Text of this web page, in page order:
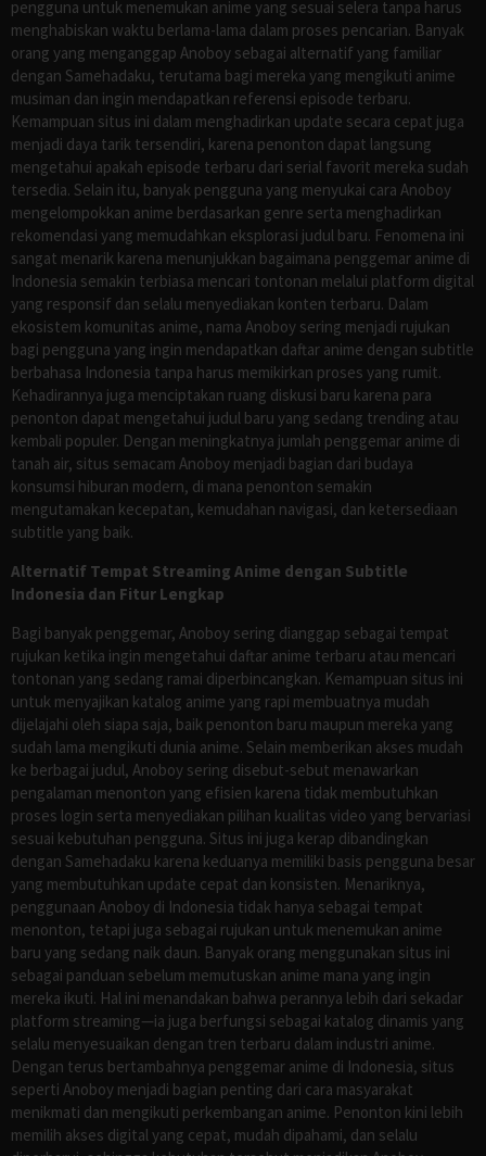
pengguna untuk menemukan anime yang sesuai selera tanpa harus
menghabiskan waktu berlama-lama dalam proses pencarian. Banyak
orang yang menganggap Anoboy sebagai alternatif yang familiar
dengan Samehadaku, terutama bagi mereka yang mengikuti anime
musiman dan ingin mendapatkan referensi episode terbaru.
Kemampuan situs ini dalam menghadirkan update secara cepat juga
menjadi daya tarik tersendiri, karena penonton dapat langsung
mengetahui apakah episode terbaru dari serial favorit mereka sudah
tersedia. Selain itu, banyak pengguna yang menyukai cara Anoboy
mengelompokkan anime berdasarkan genre serta menghadirkan
rekomendasi yang memudahkan eksplorasi judul baru. Fenomena ini
sangat menarik karena menunjukkan bagaimana penggemar anime di
Indonesia semakin terbiasa mencari tontonan melalui platform digital
yang responsif dan selalu menyediakan konten terbaru. Dalam
ekosistem komunitas anime, nama Anoboy sering menjadi rujukan
bagi pengguna yang ingin mendapatkan daftar anime dengan subtitle
berbahasa Indonesia tanpa harus memikirkan proses yang rumit.
Kehadirannya juga menciptakan ruang diskusi baru karena para
penonton dapat mengetahui judul baru yang sedang trending atau
kembali populer. Dengan meningkatnya jumlah penggemar anime di
tanah air, situs semacam Anoboy menjadi bagian dari budaya
konsumsi hiburan modern, di mana penonton semakin
mengutamakan kecepatan, kemudahan navigasi, dan ketersediaan
subtitle yang baik.
Alternatif Tempat Streaming Anime dengan Subtitle
Indonesia dan Fitur Lengkap
Bagi banyak penggemar, Anoboy sering dianggap sebagai tempat
rujukan ketika ingin mengetahui daftar anime terbaru atau mencari
tontonan yang sedang ramai diperbincangkan. Kemampuan situs ini
untuk menyajikan katalog anime yang rapi membuatnya mudah
dijelajahi oleh siapa saja, baik penonton baru maupun mereka yang
sudah lama mengikuti dunia anime. Selain memberikan akses mudah
ke berbagai judul, Anoboy sering disebut-sebut menawarkan
pengalaman menonton yang efisien karena tidak membutuhkan
proses login serta menyediakan pilihan kualitas video yang bervariasi
sesuai kebutuhan pengguna. Situs ini juga kerap dibandingkan
dengan Samehadaku karena keduanya memiliki basis pengguna besar
yang membutuhkan update cepat dan konsisten. Menariknya,
penggunaan Anoboy di Indonesia tidak hanya sebagai tempat
menonton, tetapi juga sebagai rujukan untuk menemukan anime
baru yang sedang naik daun. Banyak orang menggunakan situs ini
sebagai panduan sebelum memutuskan anime mana yang ingin
mereka ikuti. Hal ini menandakan bahwa perannya lebih dari sekadar
platform streaming—ia juga berfungsi sebagai katalog dinamis yang
selalu menyesuaikan dengan tren terbaru dalam industri anime.
Dengan terus bertambahnya penggemar anime di Indonesia, situs
seperti Anoboy menjadi bagian penting dari cara masyarakat
menikmati dan mengikuti perkembangan anime. Penonton kini lebih
memilih akses digital yang cepat, mudah dipahami, dan selalu